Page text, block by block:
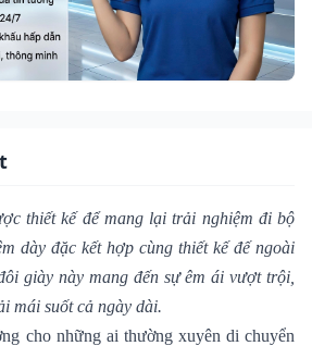
thiết kế để mang lại trải nghiệm đi bộ
dày đặc kết hợp cùng thiết kế đế ngoài
giày này mang đến sự êm ái vượt trội,
mái suốt cả ngày dài.
cho những ai thường xuyên di chuyển